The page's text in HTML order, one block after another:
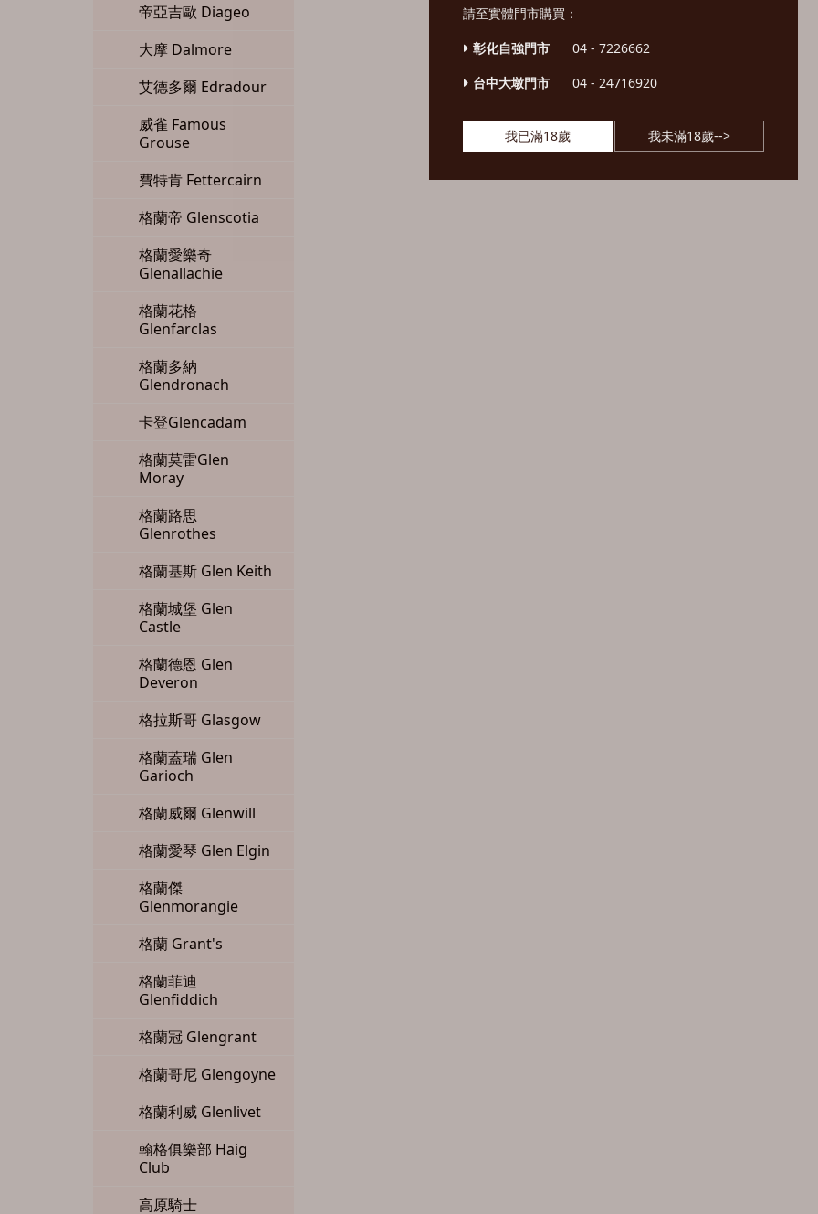
請至實體門市購買：
彰化自強門市
04 - 7226662
台中大墩門市
04 - 24716920
我已滿18歲 我未滿18歲-->
帝亞吉歐 Diageo
大摩 Dalmore
艾德多爾 Edradour
威雀 Famous
Grouse
費特肯 Fettercairn
格蘭帝 Glenscotia
格蘭愛樂奇
Glenallachie
格蘭花格
Glenfarclas
格蘭多納
Glendronach
卡登Glencadam
格蘭莫雷Glen
Moray
格蘭路思
Glenrothes
格蘭基斯 Glen Keith
格蘭城堡 Glen
Castle
格蘭德恩 Glen
Deveron
格拉斯哥 Glasgow
格蘭蓋瑞 Glen
Garioch
格蘭威爾 Glenwill
格蘭愛琴 Glen Elgin
格蘭傑
Glenmorangie
格蘭 Grant's
格蘭菲迪
Glenfiddich
格蘭冠 Glengrant
格蘭哥尼 Glengoyne
格蘭利威 Glenlivet
翰格俱樂部 Haig
Club
高原騎士